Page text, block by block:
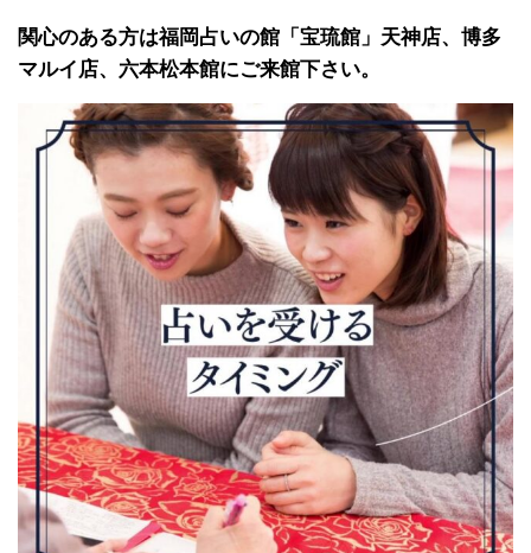
関心のある方は福岡占いの館「宝琉館」天神店、博多
マルイ店、六本松本館にご来館下さい。